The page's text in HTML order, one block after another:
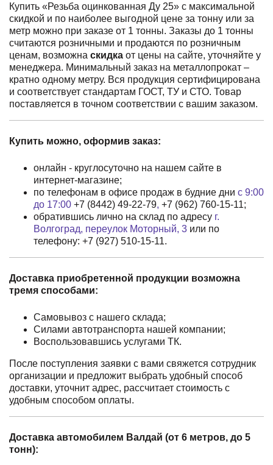
Купить «Резьба оцинкованная Ду 25» с максимальной
скидкой и по наиболее выгодной цене за тонну или за
метр можно при заказе от 1 тонны. Заказы до 1 тонны
считаются розничными и продаются по розничным
ценам, возможна скидка от цены на сайте, уточняйте у
менеджера. Минимальный заказ на металлопрокат –
кратно одному метру. Вся продукция сертифицирована
и соответствует стандартам ГОСТ, ТУ и СТО. Товар
поставляется в точном соответствии с вашим заказом.
Купить можно, оформив заказ:
онлайн - круглосуточно на нашем сайте в
интернет-магазине;
по телефонам в офисе продаж в будние дни с 9:00
до 17:00 +7 (8442) 49-22-79, +7 (962) 760-15-11;
обратившись лично на склад по адресу г.
Волгоград, переулок Моторный, 3 или по
телефону: +7 (927) 510-15-11.
Доставка приобретенной продукции возможна
тремя способами:
Самовывоз с нашего склада;
Силами автотранспорта нашей компании;
Воспользовавшись услугами ТК.
После поступления заявки с вами свяжется сотрудник
организации и предложит выбрать удобный способ
доставки, уточнит адрес, рассчитает стоимость с
удобным способом оплаты.
Доставка автомобилем Валдай (от 6 метров, до 5
тонн):